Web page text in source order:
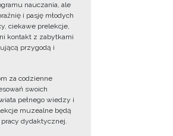
nauczania, ale
i pasję młodych
ciekawe prelekcje,
kontakt z zabytkami
przygodą i
za codzienne
swoich
pełnego wiedzy i
muzealne będą
dydaktycznej.